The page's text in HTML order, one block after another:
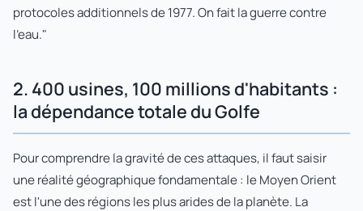
protocoles additionnels de 1977. On fait la guerre contre
l'eau."
2. 400 usines, 100 millions d'habitants :
la dépendance totale du Golfe
Pour comprendre la gravité de ces attaques, il faut saisir
une réalité géographique fondamentale : le Moyen Orient
est l'une des régions les plus arides de la planète. La